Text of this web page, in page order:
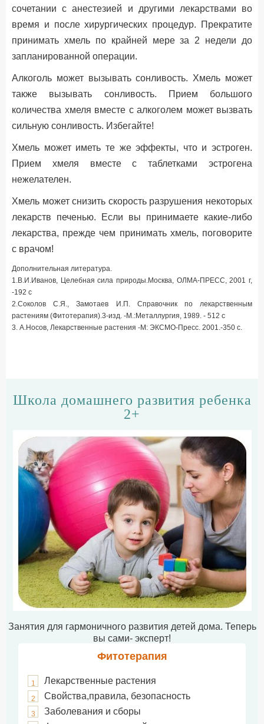
сочетании с анестезией и другими лекарствами во
время и после хирургических процедур. Прекратите
принимать хмель по крайней мере за 2 недели до
запланированной операции.
Алкоголь может вызывать сонливость. Хмель может
также вызывать сонливость. Прием большого
количества хмеля вместе с алкоголем может вызвать
сильную сонливость. Избегайте!
Хмель может иметь те же эффекты, что и эстроген.
Прием хмеля вместе с таблетками эстрогена
нежелателен.
Хмель может снизить скорость разрушения некоторых
лекарств печенью. Если вы принимаете какие-либо
лекарства, прежде чем принимать хмель, поговорите
с врачом!
Дополнительная литература.
1.В.И.Иванов, Целебная сила природы.Москва, ОЛМА-ПРЕСС, 2001 г,
-192 с
2.Соколов С.Я., Замотаев И.П. Справочник по лекарственным
растениям (Фитотерапия).3-изд. -М.:Металлургия, 1989. - 512 с
3. А.Носов, Лекарственные растения -М: ЭКСМО-Пресс. 2001.-350 с.
Школа домашнего развития ребенка
2+
Занятия для гармоничного развития детей дома. Теперь
вы сами- эксперт!
Фитотерапия
1 Лекарственные растения
2 Свойства,правила, безопасность
3
Заболевания и сборы